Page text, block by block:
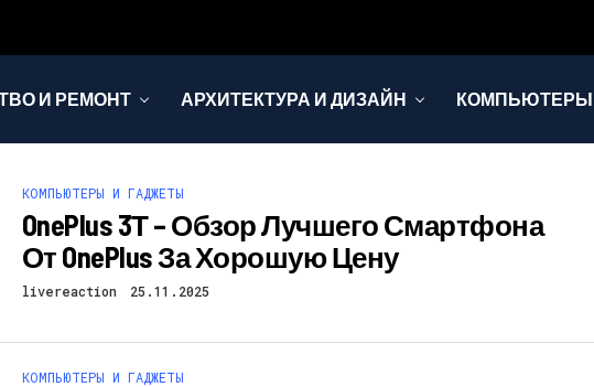
И РЕМОНТ АРХИТЕКТУРА И ДИЗАЙН КОМПЬЮТЕРЫ
КОМПЬЮТЕРЫ И ГАДЖЕТЫ
OnePlus 3Т – Обзор Лучшего Смартфона
От OnePlus За Хорошую Цену
livereaction 25.11.2025
КОМПЬЮТЕРЫ И ГАДЖЕТЫ